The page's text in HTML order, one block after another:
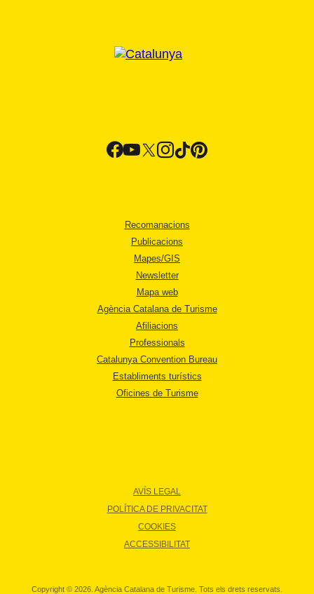
Recomanacions
Publicacions
Mapes/GIS
Newsletter
Mapa web
Agència Catalana de Turisme
Afiliacions
Professionals
Catalunya Convention Bureau
Establiments turístics
Oficines de Turisme
AVÍS LEGAL
POLÍTICA DE PRIVACITAT
COOKIES
ACCESSIBILITAT
Copyright © 2026. Agència Catalana de Turisme. Tots els drets reservats.